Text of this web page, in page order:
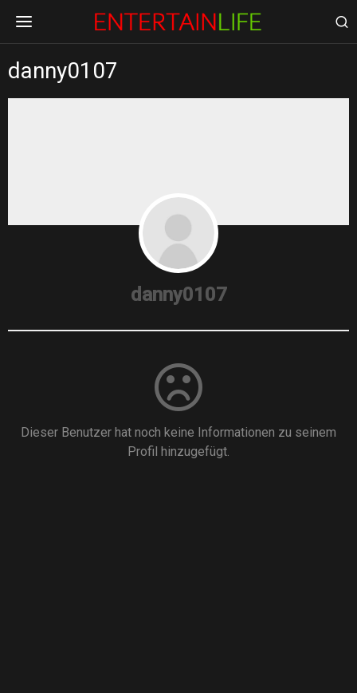
danny0107
danny0107
Dieser Benutzer hat noch keine Informationen zu seinem
Profil hinzugefügt.